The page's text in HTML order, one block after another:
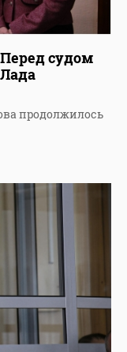
судом
продолжилось